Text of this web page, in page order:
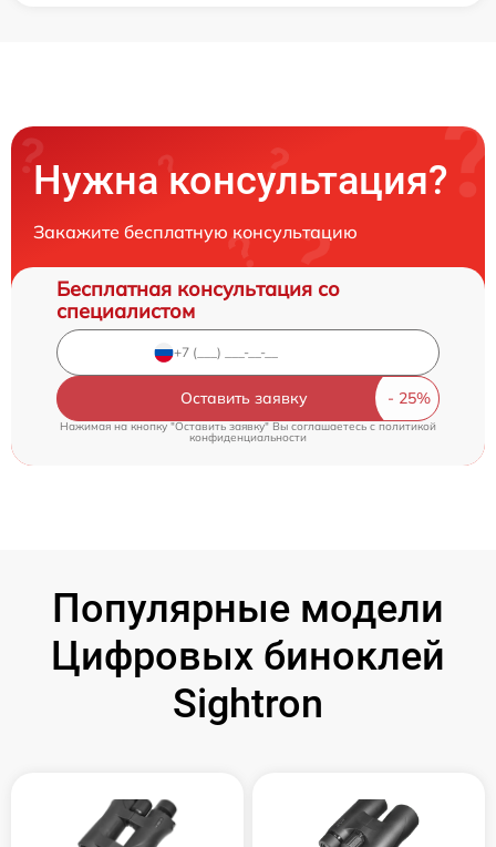
Нужна консультация?
Закажите бесплатную консультацию
Бесплатная консультация со
специалистом
Оставить заявку
Нажимая на кнопку "Оставить заявку" Вы соглашаетесь cполитикой
конфиденциальности
Популярные модели
Цифровых биноклей
Sightron